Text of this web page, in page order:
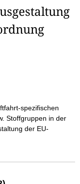
spezifischen
Stoffgruppen in der
der EU-